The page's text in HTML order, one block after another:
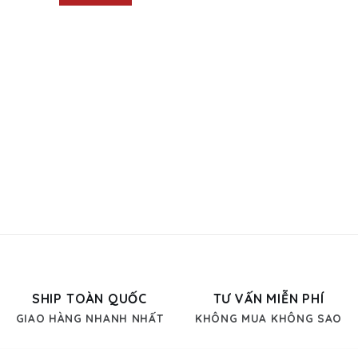
SHIP TOÀN QUỐC
GIAO HÀNG NHANH NHẤT
TƯ VẤN MIỄN PHÍ
KHÔNG MUA KHÔNG SAO